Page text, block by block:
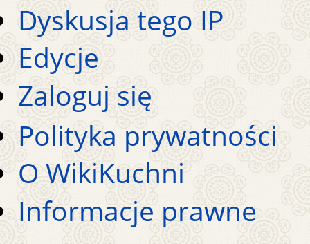
Dyskusja tego IP
Edycje
Zaloguj się
Polityka prywatności
O WikiKuchni
Informacje prawne